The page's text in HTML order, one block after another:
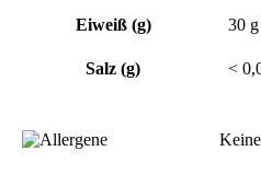
Eiweiß (g) 30 g
Salz (g) <
Keine